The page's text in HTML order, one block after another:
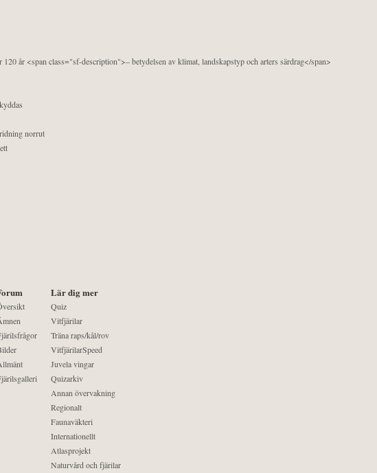
år <span class="sf-description">– betydelsen av klimat, landskapstyp och arters särdrag</span>
norrut
Lär dig mer
Quiz
Vitfjärilar
Träna raps/kål/rov
VitfjärilarSpeed
Juvela vingar
Quizarkiv
Annan övervakning
Regionalt
Faunaväkteri
Internationellt
Atlasprojekt
Naturvård och fjärilar